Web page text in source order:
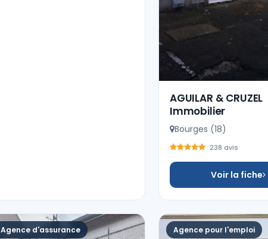
AGUILAR & CRUZEL
Immobilier
Bourges (18)
238 avis
Voir la fiche
Agence d'assurance Agence pour l'emploi